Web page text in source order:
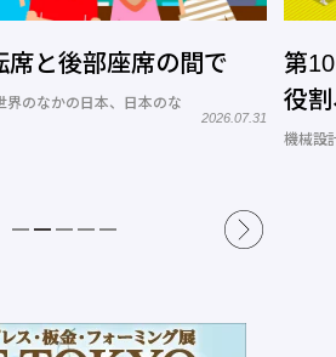
と後部座席の間で
のなかの日本、日本のな
2026.07.31
第
役
機械設